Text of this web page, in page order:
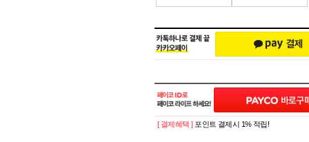
[ 결제혜택 ] 포인트 결제시 1% 적립!